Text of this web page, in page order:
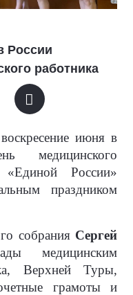
России
работника
июня в
медицинского
России»
праздником
собрания Сергей
медицинским
Верхней Туры,
грамоты и